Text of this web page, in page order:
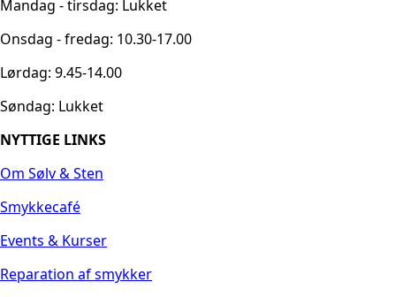
Mandag - tirsdag: Lukket
Onsdag - fredag: 10.30-17.00
Lørdag: 9.45-14.00
Søndag: Lukket
NYTTIGE LINKS
Om Sølv & Sten
Smykkecafé
Events & Kurser
Reparation af smykker